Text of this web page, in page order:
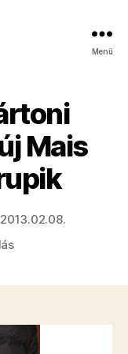
Menü
Mais
2013.02.08.
a(z)
Mais